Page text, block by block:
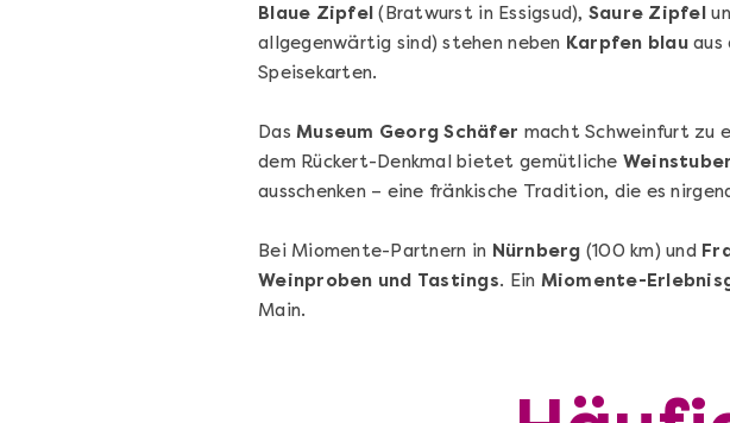
Wein- & Käse-Genuss@Home
Die
Vom
Blaue Zipfel (Bratwurst in Essigsud), Saure Zipfel
allgegenwärtig sind) stehen neben Karpfen blauaus
Speisekarten.
Das Museum Georg Schäfer macht Schweinfurt zu
dem Rückert-Denkmal bietet gemütliche
ausschenken – eine fränkische Tradition, die es
Bei Miomente-Partnern in Nürnberg (100 km) und
Weinproben und Tastings. Ein Miomente-
Main.